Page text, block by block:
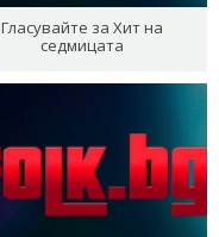
Гласувайте за Хит на
седмицата